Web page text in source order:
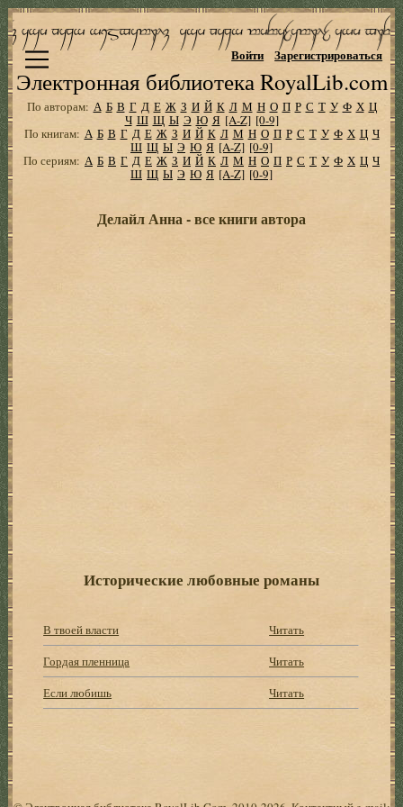
Электронная библиотека RoyalLib.com
Войти Зарегистрироваться
По авторам: А Б В Г Д Е Ж З И Й К Л М Н О П Р С Т У Ф Х Ц
Ч Ш Щ Ы Э Ю Я [A-Z] [0-9]
По книгам: А Б В Г Д Е Ж З И Й К Л М Н О П Р С Т У Ф Х Ц Ч
Ш Щ Ы Э Ю Я [A-Z] [0-9]
По сериям: А Б В Г Д Е Ж З И Й К Л М Н О П Р С Т У Ф Х Ц Ч
Ш Щ Ы Э Ю Я [A-Z] [0-9]
Делайл Анна - все книги автора
Исторические любовные романы
В твоей власти
Читать
Гордая пленница
Читать
Если любишь
Читать